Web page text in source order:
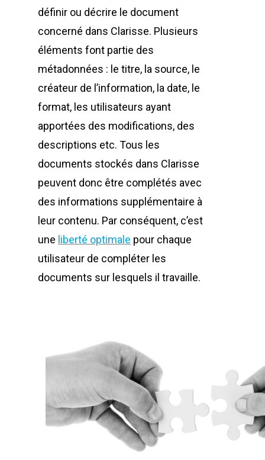
définir ou décrire le document
concerné dans Clarisse. Plusieurs
éléments font partie des
métadonnées : le titre, la source, le
créateur de l’information, la date, le
format, les utilisateurs ayant
apportées des modifications, des
descriptions etc. Tous les
documents stockés dans Clarisse
peuvent donc être complétés avec
des informations supplémentaire à
leur contenu. Par conséquent, c’est
une liberté optimale pour chaque
utilisateur de compléter les
documents sur lesquels il travaille.